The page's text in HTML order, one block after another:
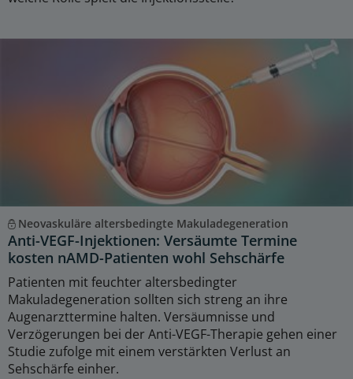
Neovaskuläre altersbedingte Makuladegeneration
Anti-VEGF-Injektionen: Versäumte Termine
kosten nAMD-Patienten wohl Sehschärfe
Patienten mit feuchter altersbedingter
Makuladegeneration sollten sich streng an ihre
Augenarzttermine halten. Versäumnisse und
Verzögerungen bei der Anti-VEGF-Therapie gehen einer
Studie zufolge mit einem verstärkten Verlust an
Sehschärfe einher.